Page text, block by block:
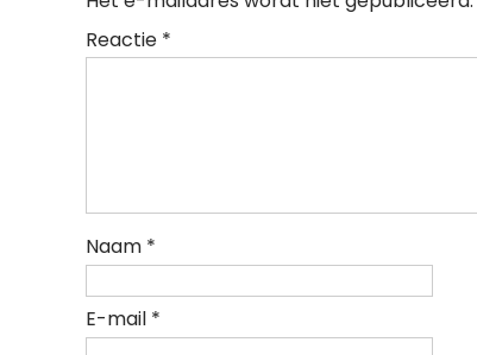
Reactie *
Naam *
E-mail *